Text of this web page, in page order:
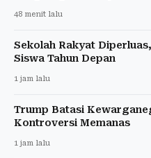
48 menit lalu
Sekolah Rakyat
Siswa Tahun Depan
1 jam lalu
Trump Batasi
Kontroversi Memanas
1 jam lalu